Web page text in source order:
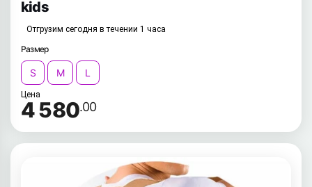
kids
Отгрузим сегодня в течении 1 часа
Размер
S M L
Цена
4 580.00